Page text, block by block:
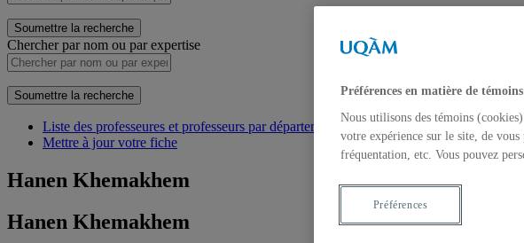
Soumettre la recherche
Chercher par nom ou par expertise
Soumettre la recherche
Liste des professeures et professeurs par départements et écoles
Mettre à jour votre fiche
Hanen Khemakhem
Hanen Khemakhem
Préférences en matière de témoins
Nous utilisons des témoins
votre expérience sur le site, de vous
fréquentation, etc. Vous pouvez
Préférences